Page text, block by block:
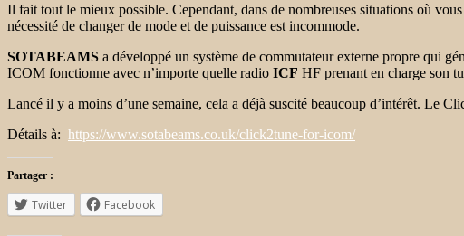
Il fait tout le mieux possible. Cependant, dans de nombreuses situations où
nécessité de changer de mode et de puissance est incommode.
SOTABEAMS a développé un système de commutateur externe propre qui
ICOM fonctionne avec n’importe quelle radio ICF HF prenant en charge son
Lancé il y a moins d’une semaine, cela a déjà suscité beaucoup d’intérêt. Le
Détails à: https://www.sotabeams.co.uk/click2tune-for-icom/
Partager :
Twitter Facebook